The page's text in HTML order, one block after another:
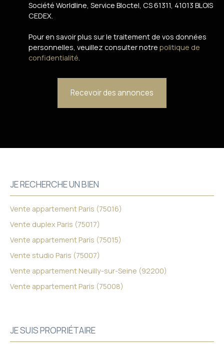
Société Worldline, Service Bloctel, CS 61311, 41013 BLOIS
CEDEX.
Pour en savoir plus sur le traitement de vos données
personnelles, veuillez consulter notre politique de
confidentialité.
Recevoir des annonces
JE RECHERCHE UN BIEN
Vente appartement Paris (75016)
Vente duplex Paris (75017)
Vente appartement Paris (75015)
Vente studio Paris (75007)
Vente appartement Neuilly-sur-Seine (92200)
Vente appartement Paris (75008)
JE SUIS PROPRIÉTAIRE